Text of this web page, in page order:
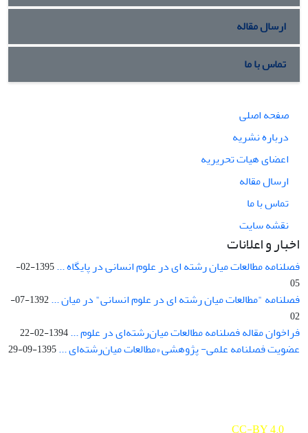
ارسال مقاله
تماس با ما
صفحه اصلی
درباره نشریه
اعضای هیات تحریریه
ارسال مقاله
تماس با ما
نقشه سایت
اخبار و اعلانات
فصلنامه مطالعات میان رشته ای در علوم انسانی در پایگاه ...
1395-02-
05
فصلنامه "مطالعات میان رشته ای در علوم انسانی" در میان ...
1392-07-
02
فراخوان مقاله فصلنامه مطالعات میان‌رشته‌ای در علوم ...1394-02-22
عضویت فصلنامه علمی- پژوهشی «مطالعات میان‌رشته‌ای ...1395-09-29